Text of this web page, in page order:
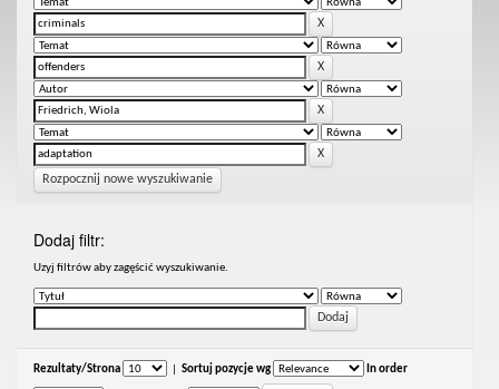
Rozpocznij nowe wyszukiwanie
Dodaj filtr:
Uzyj filtrów aby zagęścić wyszukiwanie.
Rezultaty/Strona Sortuj pozycje wg In order